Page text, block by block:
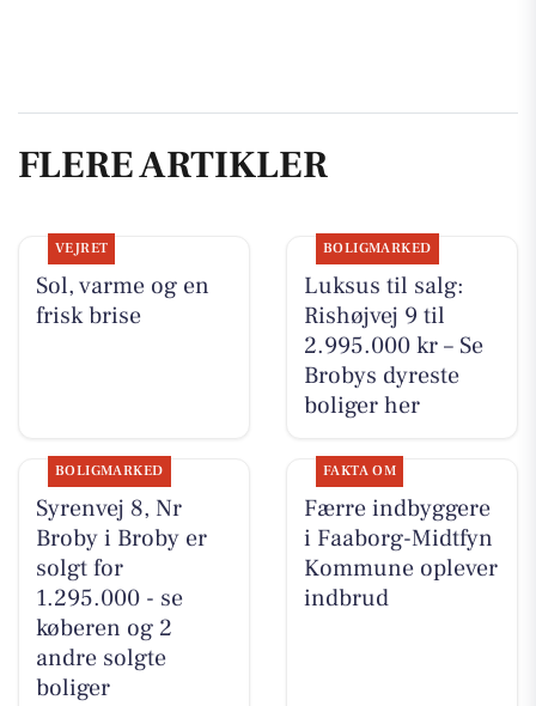
FLERE ARTIKLER
VEJRET
Sol, varme og en
frisk brise
BOLIGMARKED
Luksus til salg:
Rishøjvej 9 til
2.995.000 kr – Se
Brobys dyreste
boliger her
BOLIGMARKED
Syrenvej 8, Nr
Broby i Broby er
solgt for
1.295.000 - se
køberen og 2
andre solgte
boliger
FAKTA OM
Færre indbyggere
i Faaborg-Midtfyn
Kommune oplever
indbrud